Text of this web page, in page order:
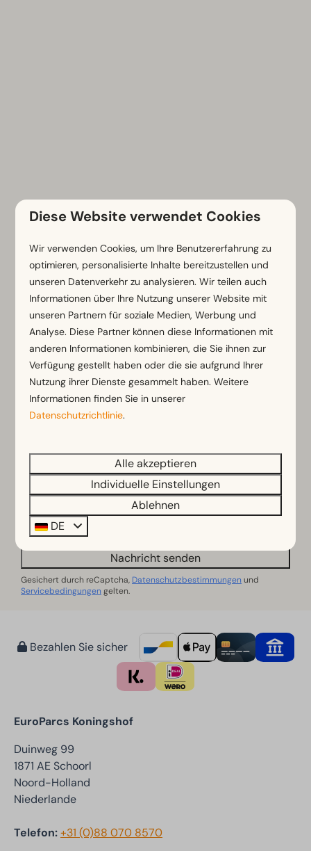
Kontakt
Vornamen
Nachname
E-Mail
Fragen oder Kommentare
Ja, ich möchte den Newsletter abonnieren
Nachricht senden
Gesichert durch reCaptcha, Datenschutzbestimmungen und
Servicebedingungen gelten.
Bezahlen Sie sicher
EuroParcs Koningshof
Duinweg 99
1871 AE Schoorl
Noord-Holland
Niederlande
Telefon:+31 (0)88 070 8570
Diese Website verwendet Cookies
Wir verwenden Cookies, um Ihre Benutzererfahrung zu
optimieren, personalisierte Inhalte bereitzustellen und
unseren Datenverkehr zu analysieren. Wir teilen auch
Informationen über Ihre Nutzung unserer Website mit
unseren Partnern für soziale Medien, Werbung und
Analyse. Diese Partner können diese Informationen mit
anderen Informationen kombinieren, die Sie ihnen zur
Verfügung gestellt haben oder die sie aufgrund Ihrer
Nutzung ihrer Dienste gesammelt haben. Weitere
Informationen finden Sie in unserer
Datenschutzrichtlinie.
Alle akzeptieren
Individuelle Einstellungen
Ablehnen
DE